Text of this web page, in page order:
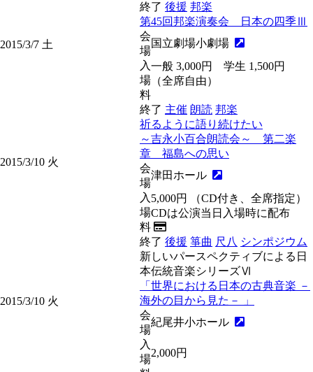
2015/3/7 土
終了 後援 邦楽
第45回邦楽演奏会 日本の四季Ⅲ
会
場
国立劇場小劇場
入
場
料
一般 3,000円 学生 1,500円
（全席自由）
2015/3/10 火
終了 主催 朗読 邦楽
祈るように語り続けたい
～吉永小百合朗読会～ 第二楽
章 福島への思い
会
場
津田ホール
入
場
料
5,000円 （CD付き、全席指定）
CDは公演当日入場時に配布
2015/3/10 火
終了 後援 箏曲 尺八 シンポジウム
新しいパースペクティブによる日
本伝統音楽シリーズⅥ
「世界における日本の古典音楽 －
海外の目から見た－ 」
会
場
紀尾井小ホール
入
場
2,000円